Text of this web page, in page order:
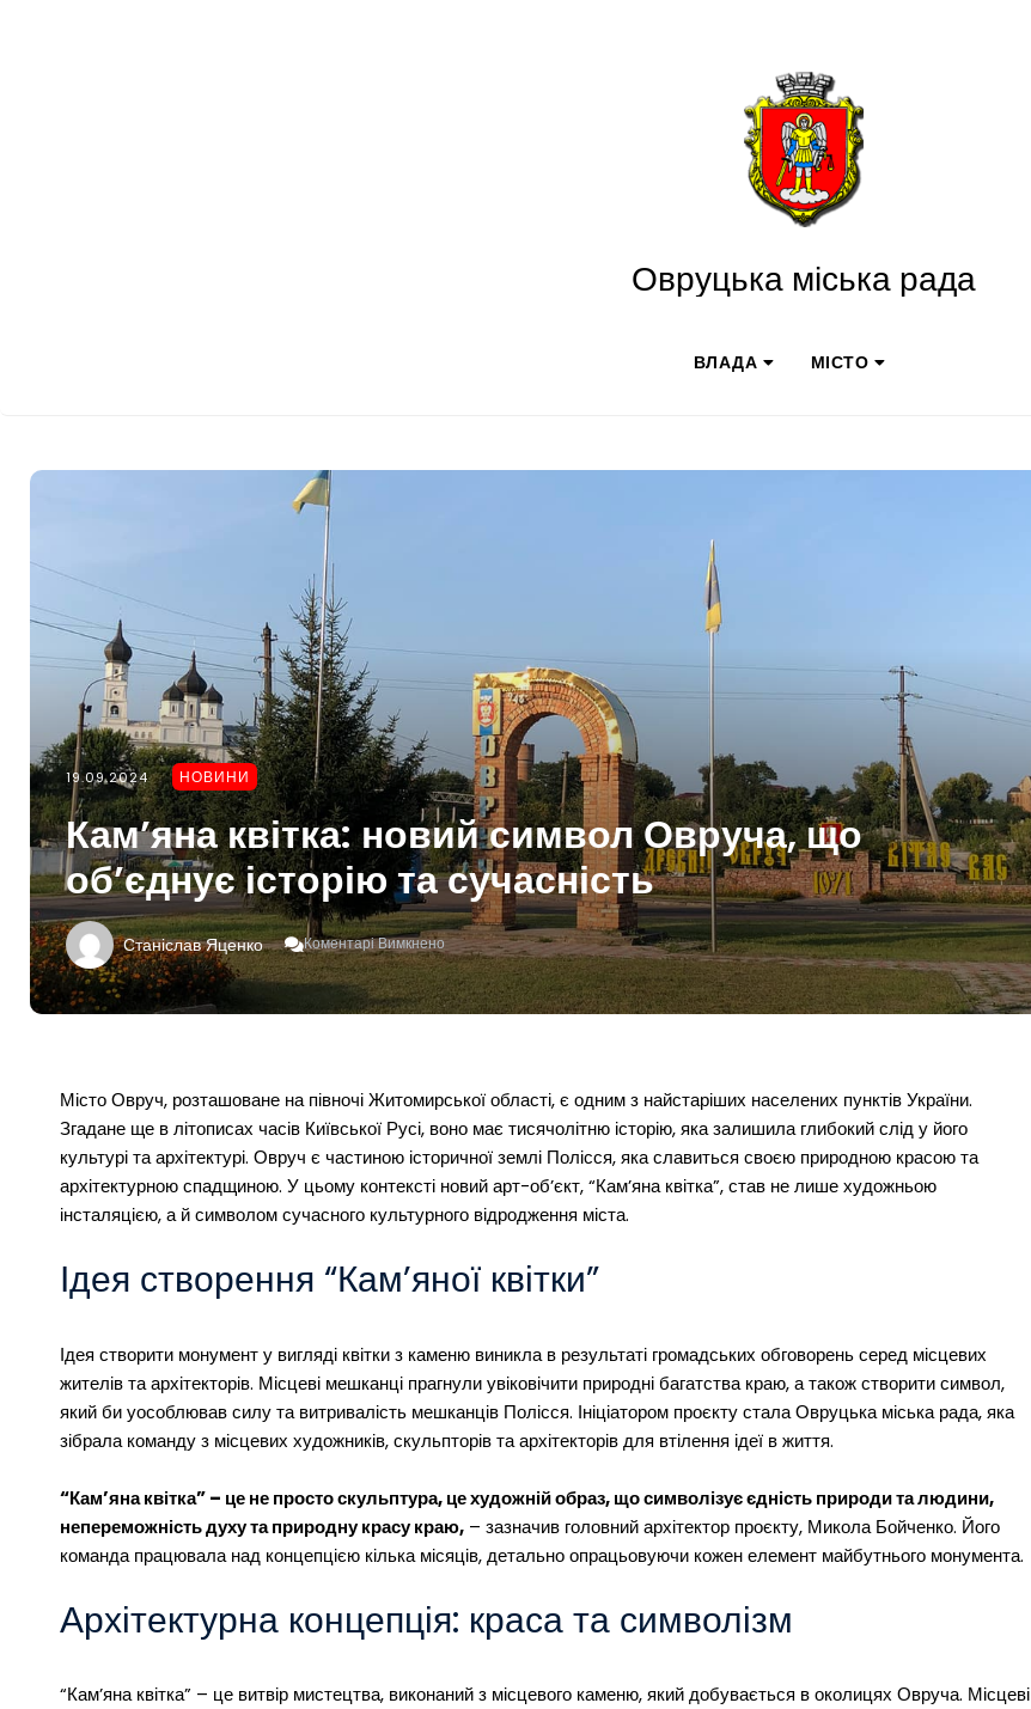
Овруцька міська рада
ВЛАДА МІСТО
19.09.2024 НОВИНИ
Кам’яна квітка: новий символ Овруча, що
об’єднує історію та сучасність
Станіслав Яценко Коментарі Вимкнено
До
Кам’яна
Квітка:
Новий
Об’єднує
Історію
Та
Сучасність
Місто Овруч, розташоване на півночі Житомирської області, є одним з найстаріших населених пунктів України.
Згадане ще в літописах часів Київської Русі, воно має тисячолітню історію, яка залишила глибокий слід у його
культурі та архітектурі. Овруч є частиною історичної землі Полісся, яка славиться своєю природною красою та
архітектурною спадщиною. У цьому контексті новий арт-об’єкт, “Кам’яна квітка”, став не лише художньою
інсталяцією, а й символом сучасного культурного відродження міста.
Ідея створення “Кам’яної квітки”
Ідея створити монумент у вигляді квітки з каменю виникла в результаті громадських обговорень серед місцевих
жителів та архітекторів. Місцеві мешканці прагнули увіковічити природні багатства краю, а також створити символ,
який би уособлював силу та витривалість мешканців Полісся. Ініціатором проєкту стала Овруцька міська рада, яка
зібрала команду з місцевих художників, скульпторів та архітекторів для втілення ідеї в життя.
“Кам’яна квітка” – це не просто скульптура, це художній образ, що символізує єдність природи та людини,
непереможність духу та природну красу краю, – зазначив головний архітектор проєкту, Микола Бойченко. Його
команда працювала над концепцією кілька місяців, детально опрацьовуючи кожен елемент майбутнього монумента.
Архітектурна концепція: краса та символізм
“Кам’яна квітка” – це витвір мистецтва, виконаний з місцевого каменю, який добувається в околицях Овруча. Місцеві